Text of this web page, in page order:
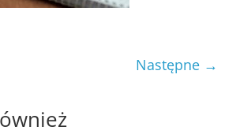
Następne →